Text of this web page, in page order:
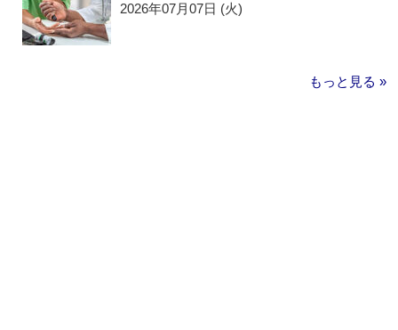
2026年07月07日 (火)
もっと見る »